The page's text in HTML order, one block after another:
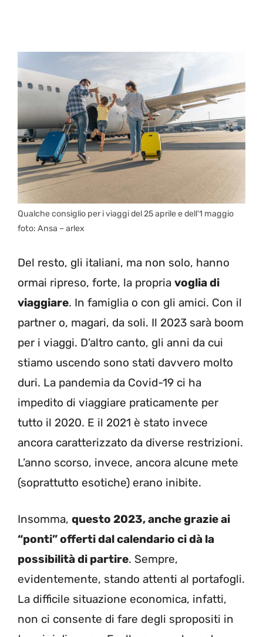
Qualche consiglio per i viaggi del 25 aprile e dell’1 maggio
foto: Ansa – arlex
Del resto, gli italiani, ma non solo, hanno
ormai ripreso, forte, la propria voglia di
viaggiare. In famiglia o con gli amici. Con il
partner o, magari, da soli. Il 2023 sarà boom
per i viaggi. D’altro canto, gli anni da cui
stiamo uscendo sono stati davvero molto
duri. La pandemia da Covid-19 ci ha
impedito di viaggiare praticamente per
tutto il 2020. E il 2021 è stato invece
ancora caratterizzato da diverse restrizioni.
L’anno scorso, invece, ancora alcune mete
(soprattutto esotiche) erano inibite.
Insomma, questo 2023, anche grazie ai
“ponti” offerti dal calendario ci dà la
possibilità di partire. Sempre,
evidentemente, stando attenti al portafogli.
La difficile situazione economica, infatti,
non ci consente di fare degli spropositi in